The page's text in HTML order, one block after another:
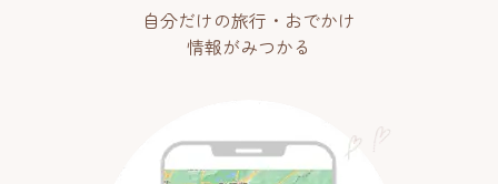
自分だけの旅行・おでかけ
情報がみつかる